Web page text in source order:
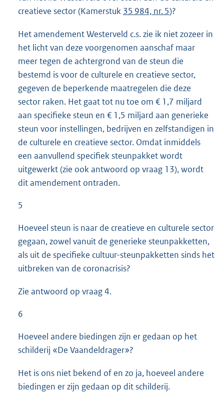
creatieve sector (Kamerstuk 35 984, nr. 5)?
Het amendement Westerveld c.s. zie ik niet zozeer in
het licht van deze voorgenomen aanschaf maar
meer tegen de achtergrond van de steun die
bestemd is voor de culturele en creatieve sector,
gegeven de beperkende maatregelen die deze
sector raken. Het gaat tot nu toe om € 1,7 miljard
aan specifieke steun en € 1,5 miljard aan generieke
steun voor instellingen, bedrijven en zelfstandigen in
de culturele en creatieve sector. Omdat inmiddels
een aanvullend specifiek steunpakket wordt
uitgewerkt (zie ook antwoord op vraag 13), wordt
dit amendement ontraden.
5
Hoeveel steun is naar de creatieve en culturele sector
gegaan, zowel vanuit de generieke steunpakketten,
als uit de specifieke cultuur-steunpakketten sinds het
uitbreken van de coronacrisis?
Zie antwoord op vraag 4.
6
Hoeveel andere biedingen zijn er gedaan op het
schilderij «De Vaandeldrager»?
Het is ons niet bekend of en zo ja, hoeveel andere
biedingen er zijn gedaan op dit schilderij.